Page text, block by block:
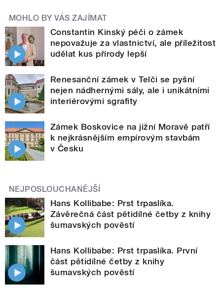
MOHLO BY VÁS ZAJÍMAT
Constantin Kinský péči o zámek
nepovažuje za vlastnictví, ale příležitost
udělat kus přírody lepší
Renesanční zámek v Telči se pyšní
nejen nádhernými sály, ale i unikátními
interiérovými sgrafity
Zámek Boskovice na jižní Moravě patří
k nejkrásnějším empírovým stavbám
v Česku
NEJPOSLOUCHANĚJŠÍ
Hans Kollibabe: Prst trpaslíka.
Závěrečná část pětidílné četby z knihy
šumavských pověstí
Hans Kollibabe: Prst trpaslíka. První
část pětidílné četby z knihy
šumavských pověstí